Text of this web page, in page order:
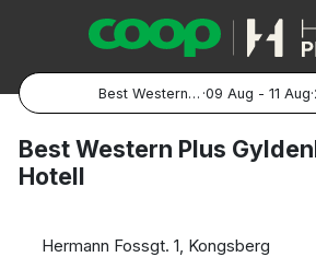
Best Western Plus Gyldenløve Hotell ·09 Aug - 11 Aug·
Popular Destinations:
Hela Sverige
Stockholm
Best Western Plus
Hotell
Hermann Fossgt. 1, Kongsberg